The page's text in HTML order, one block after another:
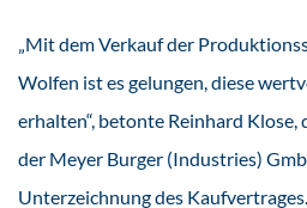
„Mit dem Verkauf der
Wolfen ist es gelungen, diese
erhalten“, betonte Reinhard
der Meyer Burger (Industries)
Unterzeichnung des